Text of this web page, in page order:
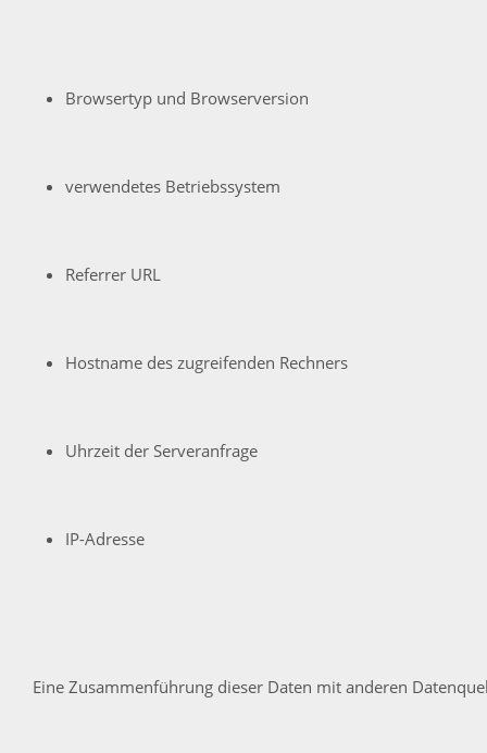
Browsertyp und Browserversion
verwendetes Betriebssystem
Referrer URL
Hostname des zugreifenden Rechners
Uhrzeit der Serveranfrage
IP-Adresse
Eine Zusammenführung dieser Daten mit anderen